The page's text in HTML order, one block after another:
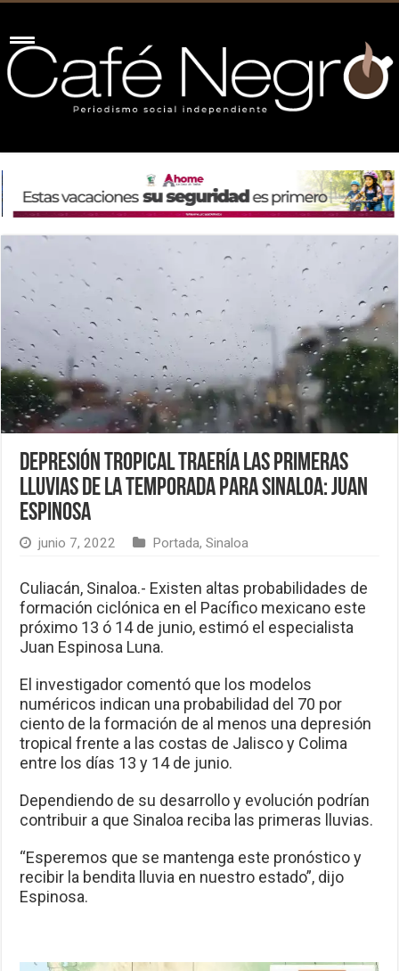
Depresión tropical traería las primeras
lluvias de la temporada para Sinaloa: Juan
Espinosa
junio 7, 2022 Portada,Sinaloa
Culiacán, Sinaloa.- Existen altas probabilidades de
formación ciclónica en el Pacífico mexicano este
próximo 13 ó 14 de junio, estimó el especialista
Juan Espinosa Luna.
El investigador comentó que los modelos
numéricos indican una probabilidad del 70 por
ciento de la formación de al menos una depresión
tropical frente a las costas de Jalisco y Colima
entre los días 13 y 14 de junio.
Dependiendo de su desarrollo y evolución podrían
contribuir a que Sinaloa reciba las primeras lluvias.
“Esperemos que se mantenga este pronóstico y
recibir la bendita lluvia en nuestro estado”, dijo
Espinosa.